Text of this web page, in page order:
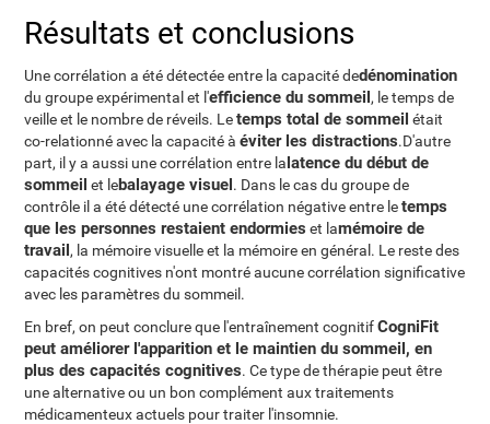
Résultats et conclusions
Une corrélation a été détectée entre la capacité dedénomination
du groupe expérimental et l'efficience du sommeil, le temps de
veille et le nombre de réveils. Letemps total de sommeil était
co-relationné avec la capacité àéviter les distractions.D'autre
part, il y a aussi une corrélation entre lalatence du début de
sommeil et lebalayage visuel. Dans le cas du groupe de
contrôle il a été détecté une corrélation négative entre letemps
que les personnes restaient endormies et lamémoire de
travail, la mémoire visuelle et la mémoire en général. Le reste des
capacités cognitives n'ont montré aucune corrélation significative
avec les paramètres du sommeil.
En bref, on peut conclure que l'entraînement cognitifCogniFit
peut améliorer l'apparition et le maintien du sommeil, en
plus des capacités cognitives. Ce type de thérapie peut être
une alternative ou un bon complément aux traitements
médicamenteux actuels pour traiter l'insomnie.